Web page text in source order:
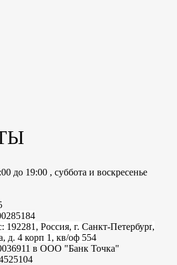
до 19:00 , суббота и воскресенье
Россия, г. Санкт-Петербург,
д. 4 корп 1, кв/оф 554
в ООО "Банк Точка"